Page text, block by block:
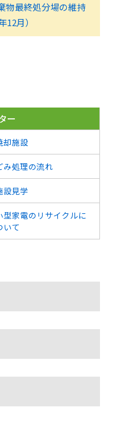
物最終処分場の維持
月）
ー
却施設
み処理の流れ
設見学
型家電のリサイクルに
いて